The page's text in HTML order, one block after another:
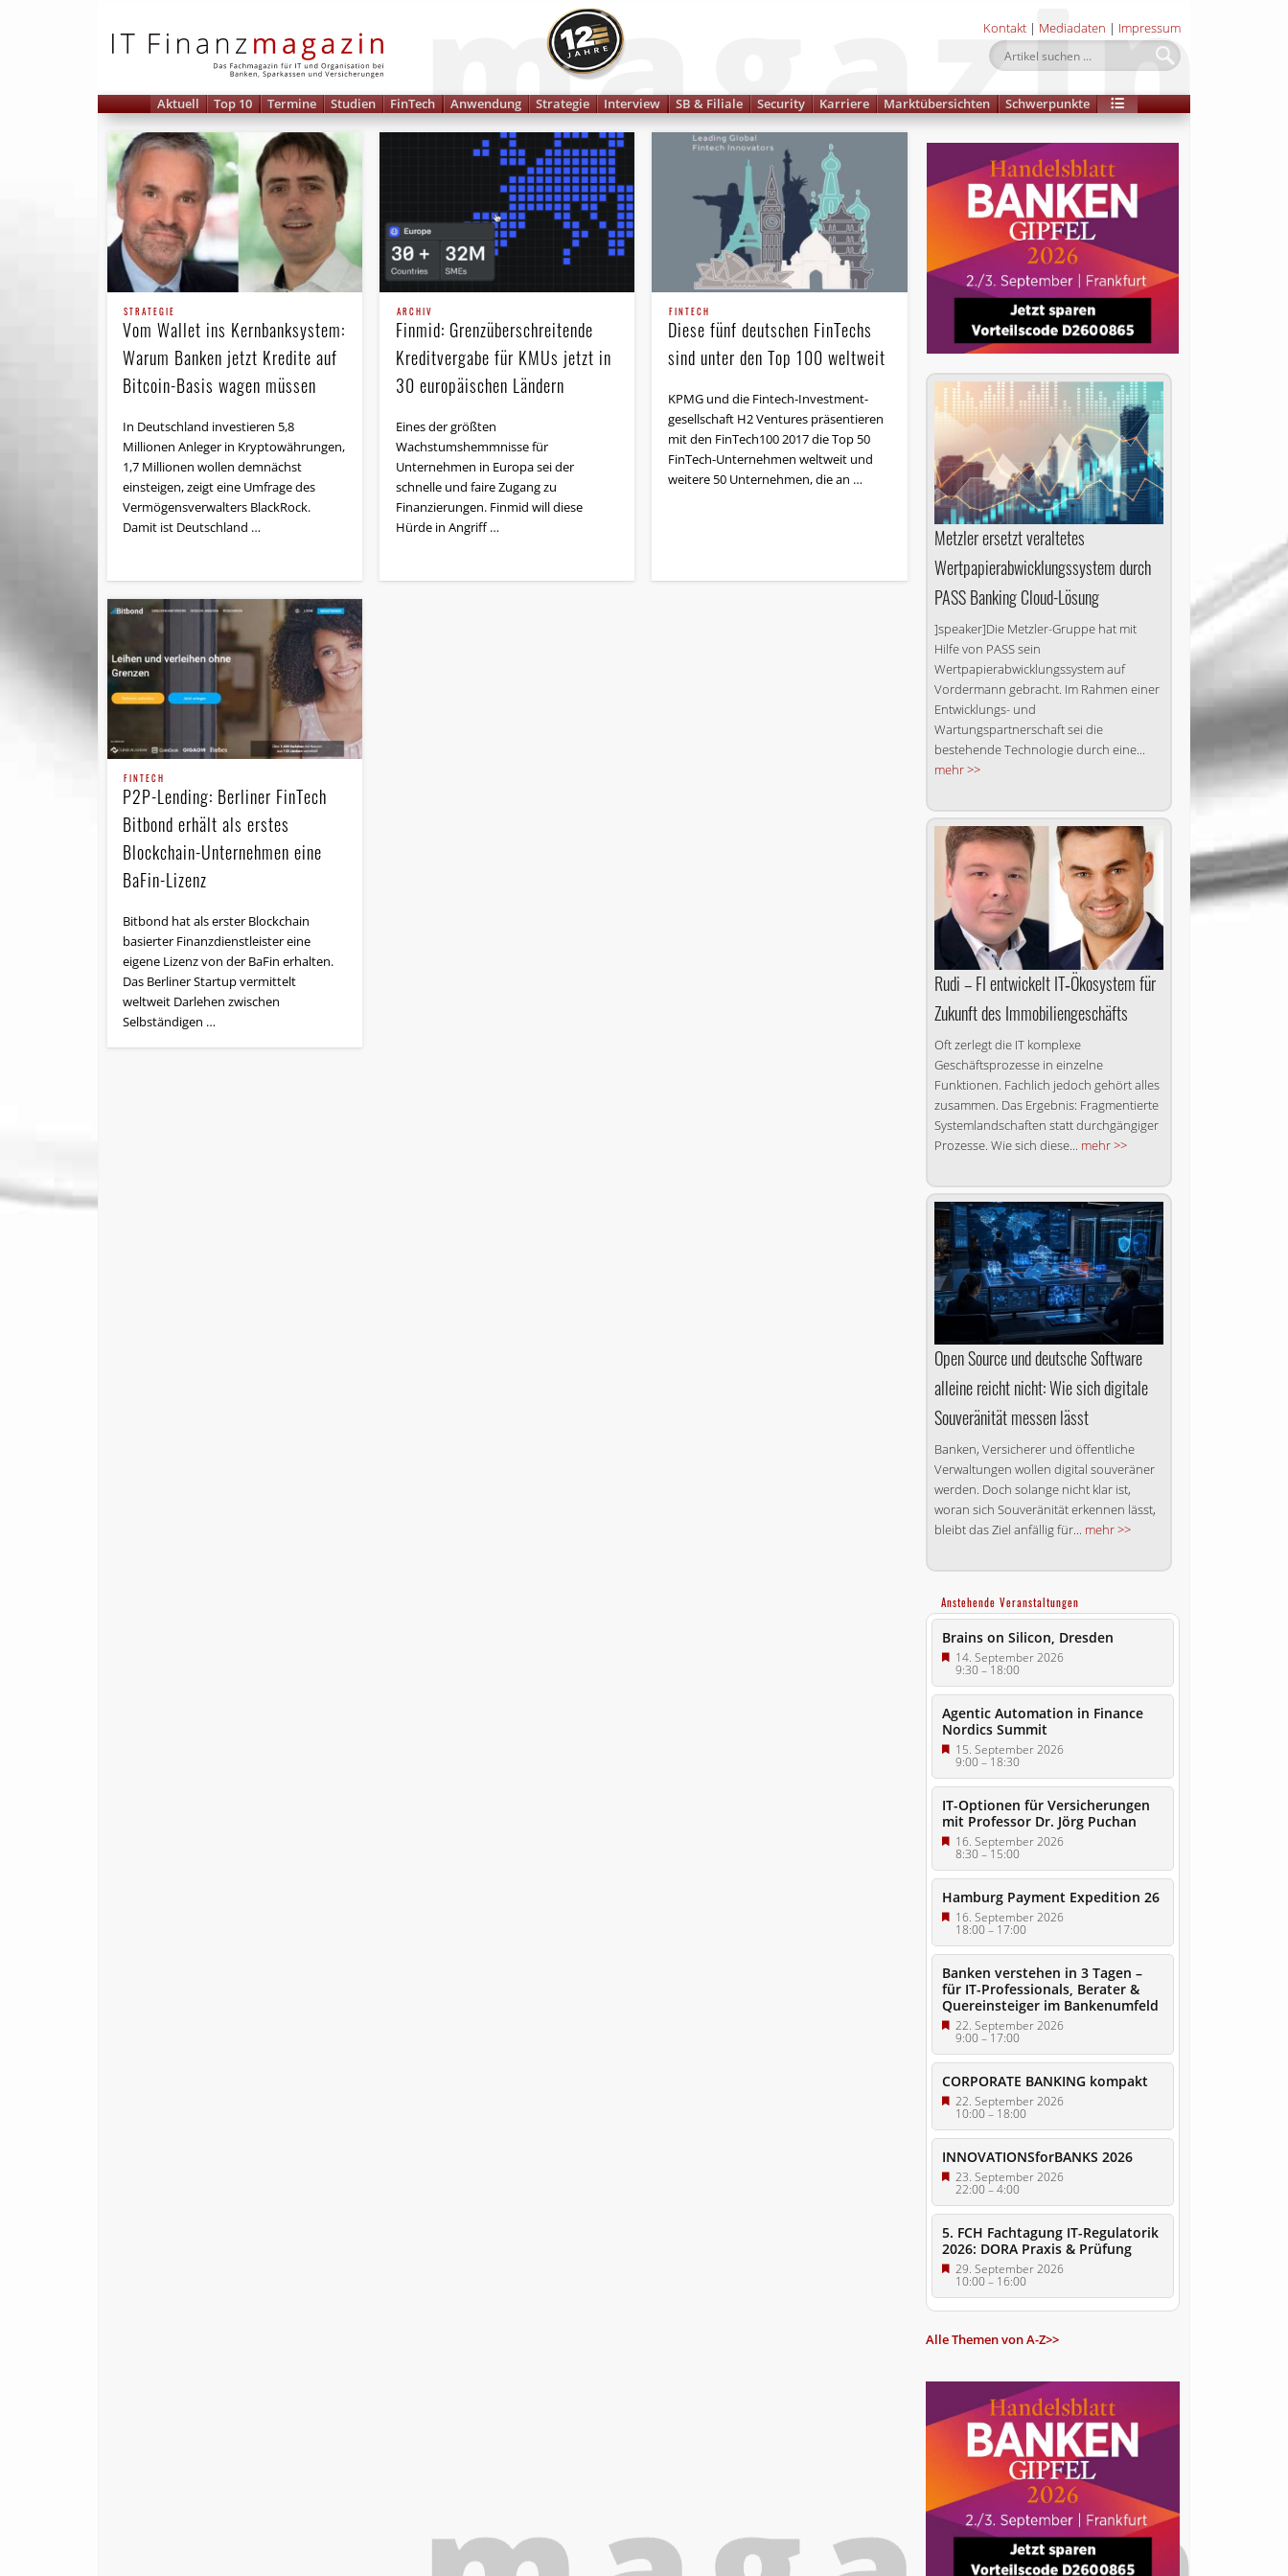
Kontakt | Mediadaten | Impressum
Aktuell Top 10 Termine Studien FinTech Anwendung Strategie Interview SB & Filiale Security Karriere Marktübersichten Schwerpunkte
STRATEGIE
Vom Wallet ins Kernbanksystem:
Warum Banken jetzt Kredite auf
Bitcoin-Basis wagen müssen
In Deutschland investieren 5,8
Millionen Anleger in Kryptowährungen,
1,7 Millionen wollen demnächst
einsteigen, zeigt eine Umfrage des
Vermögensverwalters BlackRock.
Damit ist Deutschland …
ARCHIV
Finmid: Grenzüberschreitende
Kreditvergabe für KMUs jetzt in
30 europäischen Ländern
Eines der größten
Wachstumshemmnisse für
Unternehmen in Europa sei der
schnelle und faire Zugang zu
Finanzierungen. Finmid will diese
Hürde in Angriff …
FINTECH
Diese fünf deutschen FinTechs
sind unter den Top 100 weltweit
KPMG und die Fintech-Invest­ment­
gesell­schaft H2 Ventures präsentieren
mit den FinTech100 2017 die Top 50
FinTech-Unternehmen weltweit und
weitere 50 Unternehmen, die an …
FINTECH
P2P-Lending: Berliner FinTech
Bitbond erhält als erstes
Blockchain-Unternehmen eine
BaFin-Lizenz
Bitbond hat als erster Blockchain
basierter Finanz­dienstleister eine
eigene Lizenz von der BaFin erhalten.
Das Berliner Startup vermittelt
weltweit Darlehen zwischen
Selbständigen …
Metzler ersetzt veraltetes
Wertpapierabwicklungssystem durch
PASS Banking Cloud-Lösung
]speaker]Die Metzler-Gruppe hat mit
Hilfe von PASS sein
Wertpapierabwicklungssystem auf
Vordermann gebracht. Im Rahmen einer
Entwicklungs- und
Wartungspartnerschaft sei die
bestehende Technologie durch eine...
mehr >>
Rudi – FI entwickelt IT‑Ökosystem für
Zukunft des Immobiliengeschäfts
Oft zerlegt die IT komplexe
Geschäftsprozesse in einzelne
Funktionen. Fachlich jedoch gehört alles
zusammen. Das Ergebnis: Fragmentierte
Systemlandschaften statt durchgängiger
Prozesse. Wie sich diese... mehr >>
Open Source und deutsche Software
alleine reicht nicht: Wie sich digitale
Souveränität messen lässt
Banken, Versicherer und öffentliche
Verwaltungen wollen digital souveräner
werden. Doch solange nicht klar ist,
woran sich Souveränität erkennen lässt,
bleibt das Ziel anfällig für... mehr >>
Anstehende Veranstaltungen
Brains on Silicon, Dresden
14. September 2026
9:30–18:00
Agentic Automation in Finance
Nordics Summit
15. September 2026
9:00–18:30
IT-Optionen für Versicherungen
mit Professor Dr. Jörg Puchan
16. September 2026
8:30–15:00
Hamburg Payment Expedition 26
16. September 2026
18:00– 17:00
Banken verstehen in 3 Tagen –
für IT-Professionals, Berater &
Quereinsteiger im Bankenumfeld
22. September 2026
9:00–17:00
CORPORATE BANKING kompakt
22. September 2026
10:00– 18:00
INNOVATIONSforBANKS 2026
23. September 2026
22:00–4:00
5. FCH Fachtagung IT-Regulatorik
2026: DORA Praxis & Prüfung
29. September 2026
10:00– 16:00
Alle Themen von A-Z>>